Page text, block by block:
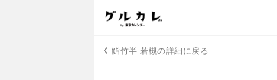
鮨竹半 若槻の詳細に戻る